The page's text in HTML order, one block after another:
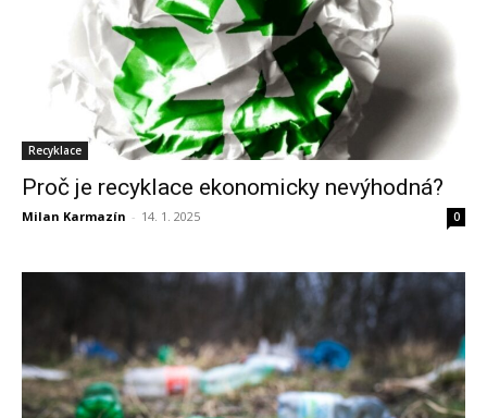
Recyklace
Proč je recyklace ekonomicky nevýhodná?
Milan Karmazín - 14. 1. 2025 0